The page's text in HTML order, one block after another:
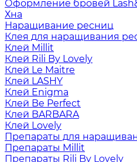
Оформление бровей
Хна
Наращивание ресниц
Клея для наращивания
Клей Millit
Клей Rili By Lovely
Клей Le Maitre
Клей LASHY
Клей Enigma
Клей Be Perfect
Клей BARBARA
Клей Lovely
Препараты для
Препараты Millit
Препараты Rili By Lovely